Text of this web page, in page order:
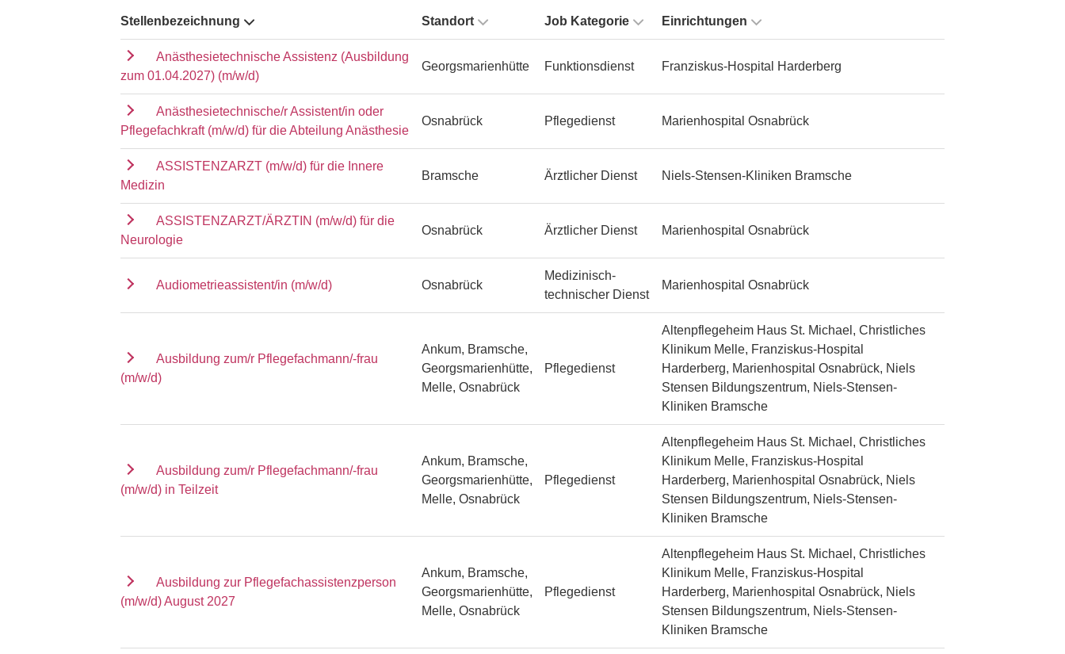
Stellenbezeichnung Standort Job Kategorie Einrichtungen
Anästhesietechnische Assistenz (Ausbildung
zum 01.04.2027) (m/w/d)
Georgsmarienhütte Funktionsdienst Franziskus-Hospital Harderberg
Anästhesietechnische/r Assistent/in oder
Pflegefachkraft (m/w/d) für die Abteilung Anästhesie
Osnabrück Pflegedienst Marienhospital Osnabrück
ASSISTENZARZT (m/w/d) für die Innere
Medizin
Bramsche Ärztlicher Dienst Niels-Stensen-Kliniken Bramsche
ASSISTENZARZT/ÄRZTIN (m/w/d) für die
Neurologie
Osnabrück Ärztlicher Dienst Marienhospital Osnabrück
Audiometrieassistent/in (m/w/d) Osnabrück
Medizinisch-
technischer Dienst
Marienhospital Osnabrück
Ausbildung zum/r Pflegefachmann/-frau
(m/w/d)
Ankum, Bramsche,
Georgsmarienhütte,
Melle, Osnabrück
Pflegedienst
Altenpflegeheim Haus St. Michael, Christliches
Klinikum Melle, Franziskus-Hospital
Harderberg, Marienhospital Osnabrück, Niels
Stensen Bildungszentrum, Niels-Stensen-
Kliniken Bramsche
Ausbildung zum/r Pflegefachmann/-frau
(m/w/d) in Teilzeit
Ankum, Bramsche,
Georgsmarienhütte,
Melle, Osnabrück
Pflegedienst
Altenpflegeheim Haus St. Michael, Christliches
Klinikum Melle, Franziskus-Hospital
Harderberg, Marienhospital Osnabrück, Niels
Stensen Bildungszentrum, Niels-Stensen-
Kliniken Bramsche
Ausbildung zur Pflegefachassistenzperson
(m/w/d) August 2027
Ankum, Bramsche,
Georgsmarienhütte,
Melle, Osnabrück
Pflegedienst
Altenpflegeheim Haus St. Michael, Christliches
Klinikum Melle, Franziskus-Hospital
Harderberg, Marienhospital Osnabrück, Niels
Stensen Bildungszentrum, Niels-Stensen-
Kliniken Bramsche